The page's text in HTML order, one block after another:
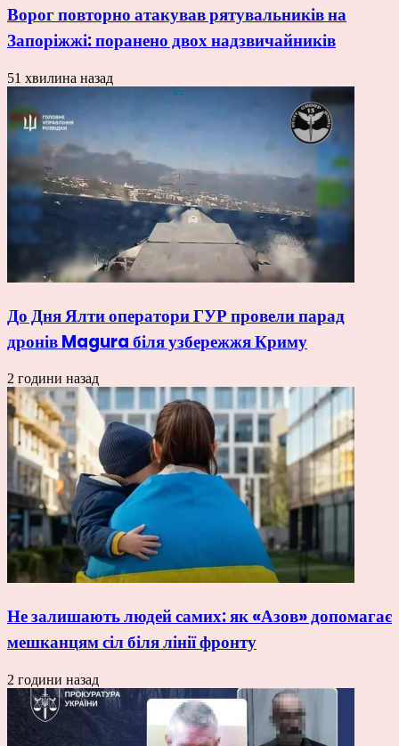
Ворог повторно атакував рятувальників на
Запоріжжі: поранено двох надзвичайників
51 хвилина назад
До Дня Ялти оператори ГУР провели парад
дронів Magura біля узбережжя Криму
2 години назад
Не залишають людей самих: як «Азов» допомагає
мешканцям сіл біля лінії фронту
2 години назад